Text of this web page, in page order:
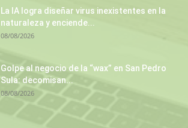
La IA logra diseñar virus inexistentes en la
naturaleza y enciende...
08/08/2026
Golpe al negocio de la “wax” en San Pedro
Sula: decomisan...
08/08/2026